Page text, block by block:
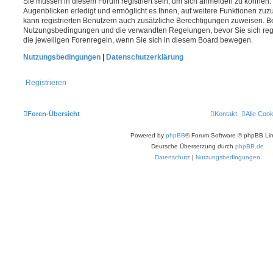
Augenblicken erledigt und ermöglicht es Ihnen, auf weitere Funktionen
kann registrierten Benutzern auch zusätzliche Berechtigungen zuweisen.
Nutzungsbedingungen und die verwandten Regelungen, bevor Sie sich
die jeweiligen Forenregeln, wenn Sie sich in diesem Board bewegen.
Nutzungsbedingungen
Datenschutzerklärung
Registrieren
Foren-Übersicht Alle
Kontakt
Powered by phpBB® Forum Software © phpBB
Deutsche Übersetzung durch phpBB.de
Datenschutz | Nutzungsbedingungen